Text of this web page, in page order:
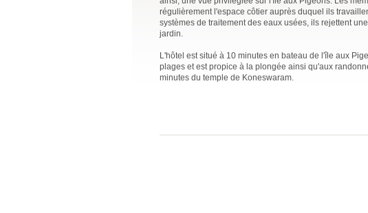
régulièrement l'espace côtier auprès duquel ils
systèmes de traitement des eaux usées, ils rejettent
jardin.
L'hôtel est situé à 10 minutes en bateau de l'île aux
plages et est propice à la plongée ainsi qu'aux
minutes du temple de Koneswaram.